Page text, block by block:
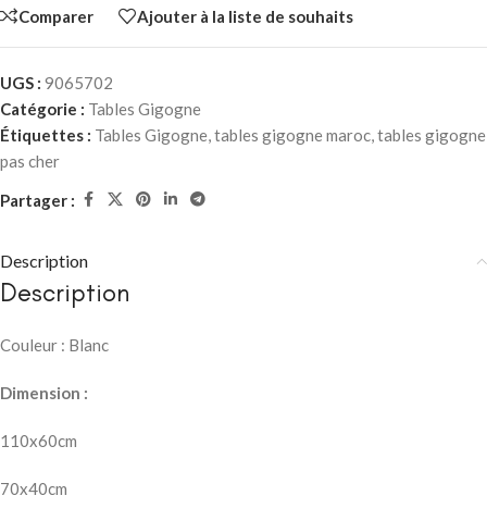
Comparer Ajouter à la liste de souhaits
UGS : 9065702
Catégorie : Tables Gigogne
Étiquettes : Tables Gigogne,tables gigogne maroc,tables gigogne
pas cher
Partager :
Description
Description
Couleur : Blanc
Dimension :
110x60cm
70x40cm